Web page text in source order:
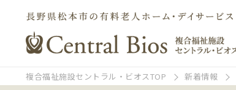
複合福祉施設セントラル・ビオスTOP 新着情報